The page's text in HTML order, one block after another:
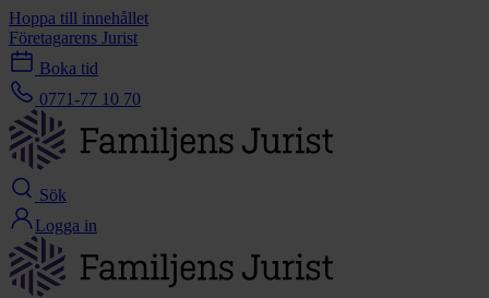
Hoppa till innehållet
Företagarens Jurist
Boka tid
0771-77 10 70
Sök
Logga in